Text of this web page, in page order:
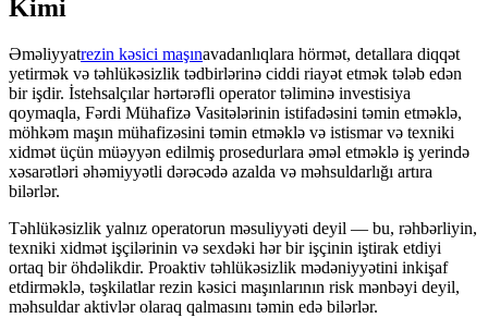
Kimi
Əməliyyatrezin kəsici maşınavadanlıqlara hörmət, detallara diqqət
yetirmək və təhlükəsizlik tədbirlərinə ciddi riayət etmək tələb edən
bir işdir. İstehsalçılar hərtərəfli operator təliminə investisiya
qoymaqla, Fərdi Mühafizə Vasitələrinin istifadəsini təmin etməklə,
möhkəm maşın mühafizəsini təmin etməklə və istismar və texniki
xidmət üçün müəyyən edilmiş prosedurlara əməl etməklə iş yerində
xəsarətləri əhəmiyyətli dərəcədə azalda və məhsuldarlığı artıra
bilərlər.
Təhlükəsizlik yalnız operatorun məsuliyyəti deyil — bu, rəhbərliyin,
texniki xidmət işçilərinin və sexdəki hər bir işçinin iştirak etdiyi
ortaq bir öhdəlikdir. Proaktiv təhlükəsizlik mədəniyyətini inkişaf
etdirməklə, təşkilatlar rezin kəsici maşınlarının risk mənbəyi deyil,
məhsuldar aktivlər olaraq qalmasını təmin edə bilərlər.